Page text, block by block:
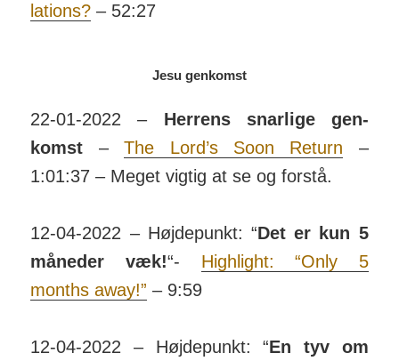
lations? – 52:27
Jesu genkomst
22-01-2022 – Herrens snarlige gen­
komst –The Lord’s Soon Return –
1:01:37 – Meget vigtig at se og forstå.
12-04-2022 – Højdepunkt: “Det er kun 5
må­neder væk!“- Highlight: “Only 5
months away!” – 9:59
12-04-2022 – Højde­punkt: “En tyv om